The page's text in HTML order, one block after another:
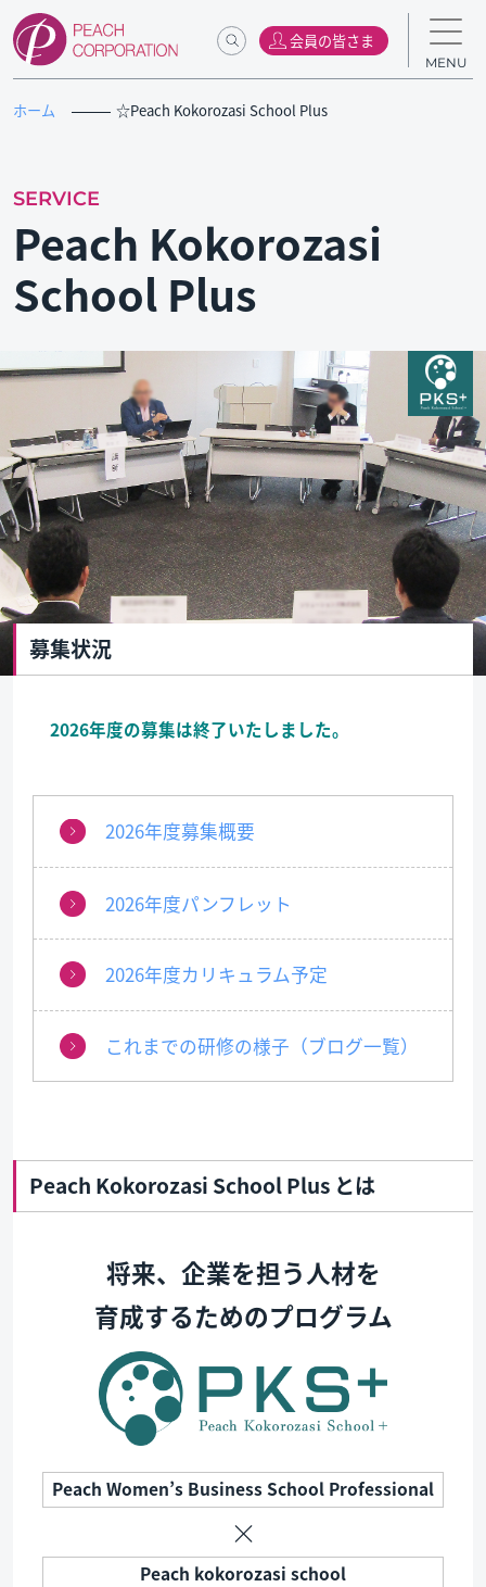
会員の皆さま
MENU
ホーム ☆Peach Kokorozasi School Plus
SERVICE
Peach Kokorozasi
School Plus
募集状況
2026年度の募集は終了いたしました。
2026年度募集概要
2026年度パンフレット
2026年度カリキュラム予定
これまでの研修の様子（ブログ一覧）
Peach Kokorozasi School Plus とは
将来、企業を担う人材を
育成するためのプログラム
Peach Women’s Business School Professional
×
Peach kokorozasi school